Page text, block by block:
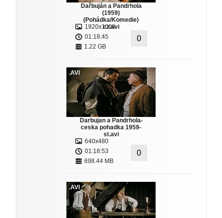
Dařbuján a Pandrhola
(1959)
(Pohádka/Komedie)
cz.avi
1920x1080
01:18:45
1.22 GB
0
.AVI
Darbujan a Pandrhola-
ceska pohadka 1959-
st.avi
640x480
01:18:53
698.44 MB
0
.AVI